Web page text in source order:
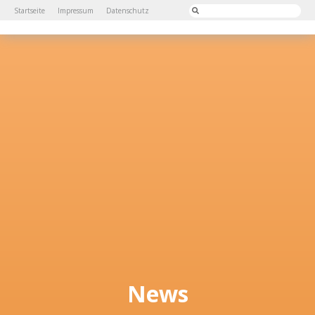
Startseite Impressum Datenschutz
News